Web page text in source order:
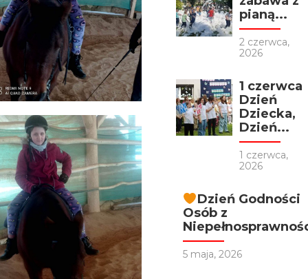
pianą...
2 czerwca,
2026
1 czerwca
Dzień
Dziecka,
Dzień...
1 czerwca,
2026
Dzień Godności
Osób z
5 maja, 2026